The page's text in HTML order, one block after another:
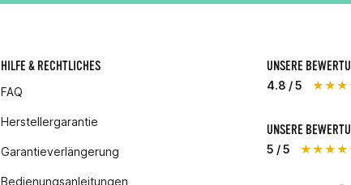
HILFE & RECHTLICHES
FAQ
Herstellergarantie
Garantieverlängerung
Bedienungsanleitungen
UNSERE
4.8 / 5
UNSERE
5 / 5